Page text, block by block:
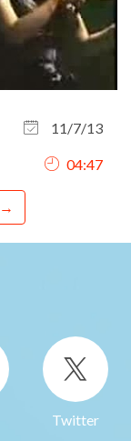
11/7/13
04:47
Twitter